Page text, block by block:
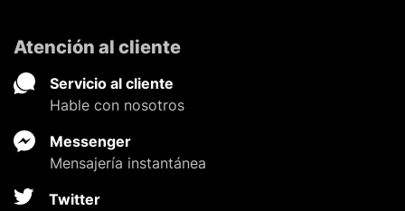
Atención al cliente
Servicio al cliente
Hable con nosotros
Messenger
Mensajería instantánea
Twitter